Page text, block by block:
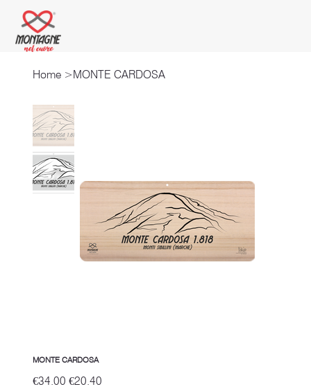
Home >MONTE CARDOSA
MONTE CARDOSA
Original
price
€34.00
Sale
price
€20.40